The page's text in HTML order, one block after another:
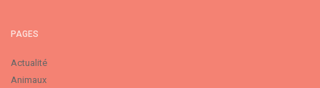
PAGES
Actualité
Animaux